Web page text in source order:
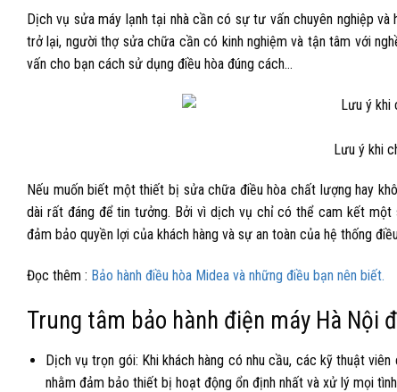
Dịch vụ sửa máy lạnh tại nhà cần có sự tư vấn chuyên nghiệp
trở lại, người thợ sửa chữa cần có kinh nghiệm và tận tâm với
vấn cho bạn cách sử dụng điều hòa đúng cách…
Lưu ý khi
Nếu muốn biết một thiết bị sửa chữa điều hòa chất lượng hay
dài rất đáng để tin tưởng. Bởi vì dịch vụ chỉ có thể cam kết
đảm bảo quyền lợi của khách hàng và sự an toàn của hệ thống
Đọc thêm : Bảo hành điều hòa Midea và những điều bạn nên biết.
Trung tâm bảo hành điện máy Hà
Dịch vụ trọn gói: Khi khách hàng có nhu cầu, các kỹ thuật
nhằm đảm bảo thiết bị hoạt động ổn định nhất và xử lý mọi